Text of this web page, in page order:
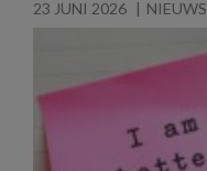
23 JUNI 2026 NIEUWS